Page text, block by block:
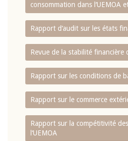
consommation dans l‘UEMOA
Rapport d‘audit sur les états
Revue de la stabilité financière
Rapport sur les conditions de
Rapport sur le commerce
Rapport sur la compétitivité
l‘UEMOA